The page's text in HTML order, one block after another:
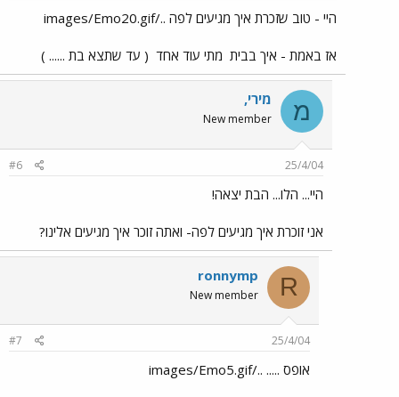
היי - טוב שזכרת איך מגיעים לפה ../images/Emo20.gif
אז באמת - איך בבית מתי עוד אחד ( עד שתצא בת ...... )
מ מירי,
New member
25/4/04
#6
היי... הלו... הבת יצאה!
אני זוכרת איך מגיעים לפה- ואתה זוכר איך מגיעים אלינו?
R
ronnymp
New member
25/4/04
#7
אופס ..... ../images/Emo5.gif